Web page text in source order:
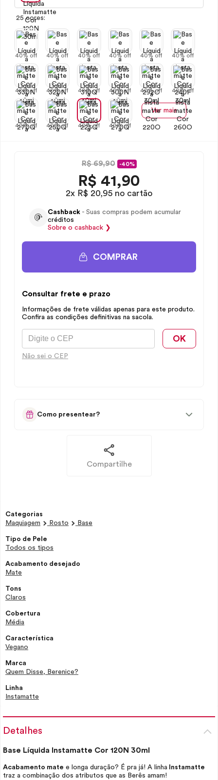
25 cores:
40% off 40% off 40% off 40% off 40% off 40% off
40% off 40% off 40% off 40% off 40% off 40% off
40% off 40% off 40% off 40% off
Ver mais
R$ 69,90 -40%
R$ 41,90
2x R$ 20,95 no cartão
Cashback - Suas compras podem acumular
créditos
Sobre o cashback ❯
COMPRAR
Consultar frete e prazo
Informações de frete válidas apenas para este produto.
Confira as condições definitivas na sacola.
OK
Não sei o CEP
Como presentear?
Compartilhe
Categorias
Maquiagem
Rosto Base
Tipo de Pele
Todos os tipos
Acabamento desejado
Mate
Tons
Claros
Cobertura
Média
Característica
Vegano
Marca
Quem Disse, Berenice?
Linha
Instamatte
Detalhes
Base Líquida Instamatte Cor 120N 30ml
Acabamento mate e longa duração? É pra já! A linha Instamatte
traz a combinação dos atributos que as Berês amam!